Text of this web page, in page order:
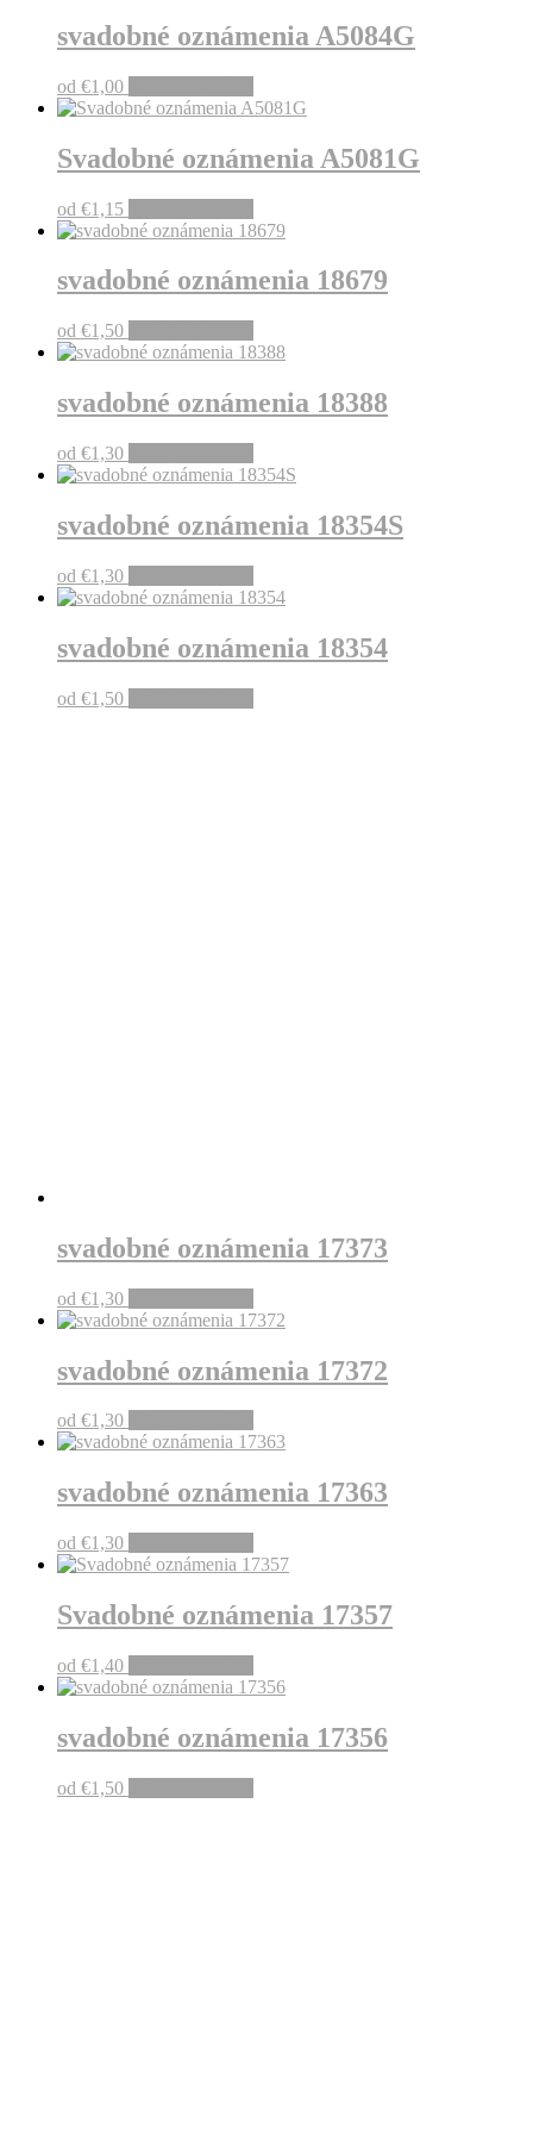
svadobné oznámenia A5084G
od €1,00
Svadobné oznámenia A5081G
od €1,15
svadobné oznámenia 18679
od €1,50
svadobné oznámenia 18388
od €1,30
svadobné oznámenia 18354S
od €1,30
svadobné oznámenia 18354
od €1,50
svadobné oznámenia 17373
od €1,30
svadobné oznámenia 17372
od €1,30
svadobné oznámenia 17363
od €1,30
Svadobné oznámenia 17357
od €1,40
svadobné oznámenia 17356
od €1,50